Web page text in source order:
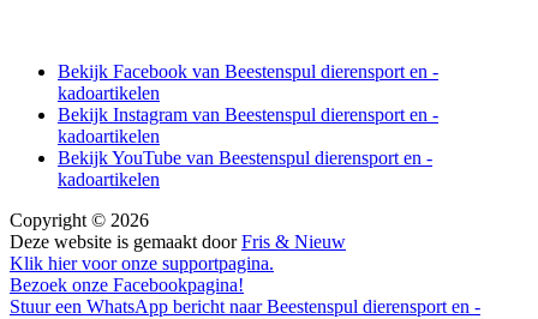
Bekijk Facebook van Beestenspul dierensport en -
kadoartikelen
Bekijk Instagram van Beestenspul dierensport en -
kadoartikelen
Bekijk YouTube van Beestenspul dierensport en -
kadoartikelen
Copyright © 2026
Deze website is gemaakt doorFris & Nieuw
Klik hier voor onze supportpagina.
Bezoek onze Facebookpagina!
Stuur een WhatsApp bericht naar Beestenspul dierensport en -